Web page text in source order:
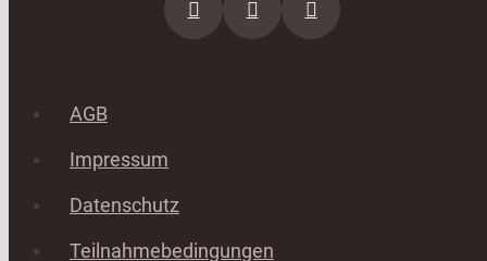
AGB
Impressum
Datenschutz
Teilnahmebedingungen